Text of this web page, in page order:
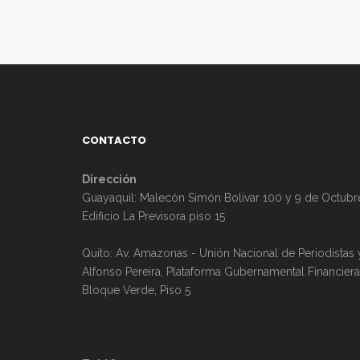
CONTACTO
Dirección
Guayaquil: Malecón Simón Bolivar 100 y 9 de
Edificio La Previsora piso 15
Quito: Av. Amazonas - Unión Nacional de Periodistas
Alfonso Pereira, Plataforma Gubernamental Financiera,
Bloque Verde, Piso 5